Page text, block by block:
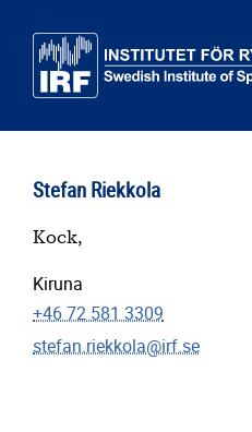
Stefan Riekkola
Kock,
Kiruna
+46 72 581 3309
stefan.riekkola@irf.se